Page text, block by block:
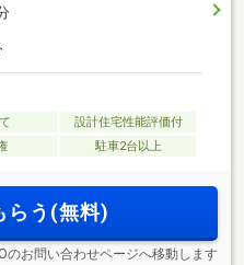
設計住宅性能評価付
駐車2台以上
らう(無料)
のお問い合わせページへ移動します